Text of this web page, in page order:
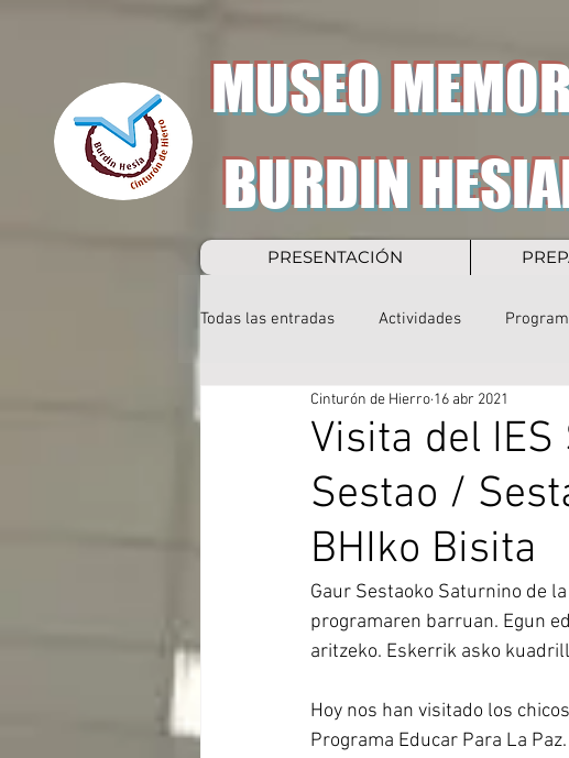
MUSEO
PRESENTACIÓN
BURDIN
Todas las entradas Actividades
Visita del
Sestao /
BHIko Bisita
Cinturón de Hierro 16 abr 2021
Gaur Sestaoko Saturnino de
programaren barruan. Egun
aritzeko. Eskerrik asko
Hoy nos han visitado los
Programa Educar Para La